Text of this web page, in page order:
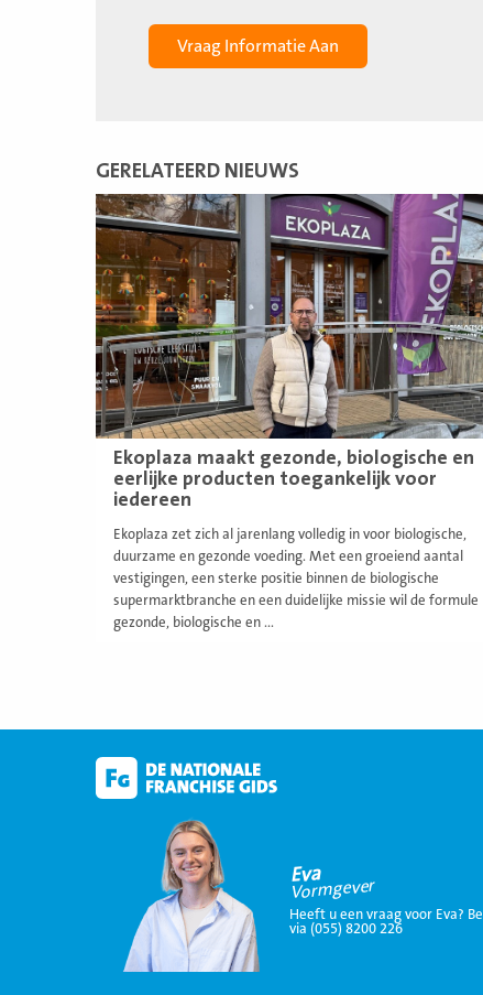
GERELATEERD NIEUWS
Ekoplaza maakt gezonde, biologische en
eerlijke producten toegankelijk voor
iedereen
Ekoplaza zet zich al jarenlang volledig in voor biologische,
duurzame en gezonde voeding. Met een groeiend aantal
vestigingen, een sterke positie binnen de biologische
supermarktbranche en een duidelijke missie wil de formule
gezonde, biologische en ...
Lees
meer
Eva
Vormgever
Heeft u een vraag voor Eva? Bel
via (055) 8200 226